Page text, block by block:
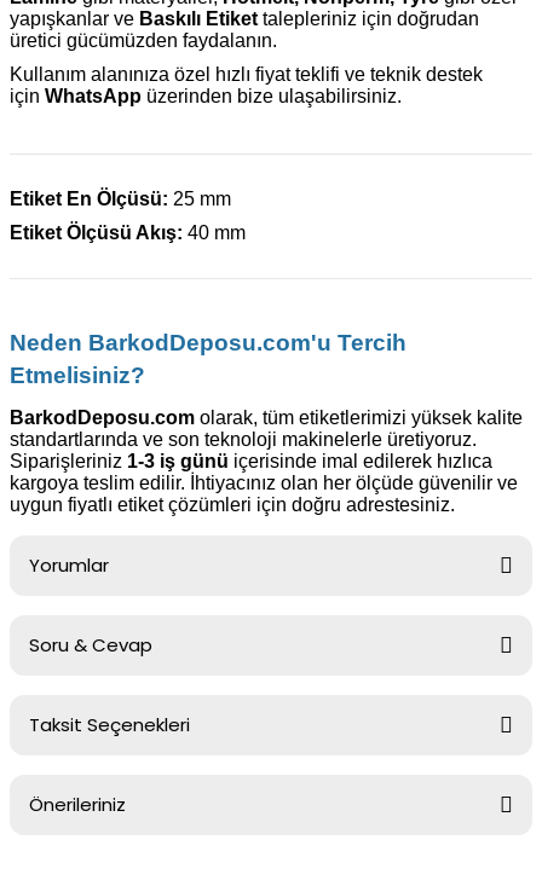
yapışkanlar ve Baskılı Etiket talepleriniz için doğrudan
üretici gücümüzden faydalanın.
Kullanım alanınıza özel hızlı fiyat teklifi ve teknik destek
için WhatsApp üzerinden bize ulaşabilirsiniz.
Etiket En Ölçüsü: 25 mm
Etiket Ölçüsü Akış: 40 mm
Neden BarkodDeposu.com'u Tercih
Etmelisiniz?
BarkodDeposu.com olarak, tüm etiketlerimizi yüksek kalite
standartlarında ve son teknoloji makinelerle üretiyoruz.
Siparişleriniz 1-3 iş günü içerisinde imal edilerek hızlıca
kargoya teslim edilir. İhtiyacınız olan her ölçüde güvenilir ve
uygun fiyatlı etiket çözümleri için doğru adrestesiniz.
Yorumlar
Soru & Cevap
Ürün hakkında henüz soru sorulmamış.
Taksit Seçenekleri
Önerileriniz